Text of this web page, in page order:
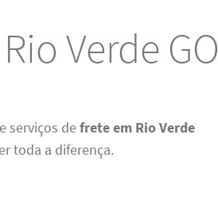
Verde GO
serviços defrete em Rio Verde
toda a diferença.